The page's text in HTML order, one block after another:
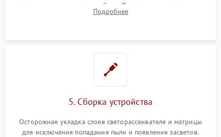
памяти при программных сбоях. При поломке подсветки —
разборка матрицы и замена выгоревших светодиодов.
Подробнее
5. Сборка устройства
Осторожная укладка слоев светорассеивателя и матрицы
для исключения попадания пыли и появления засветов.